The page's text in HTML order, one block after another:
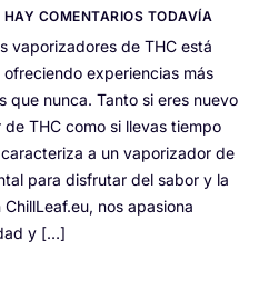
HAY COMENTARIOS TODAVÍA
vaporizadores de THC está
experiencias más
que nunca. Tanto si eres nuevo
THC como si llevas tiempo
a un vaporizador de
para disfrutar del sabor y la
nos apasiona
y […]